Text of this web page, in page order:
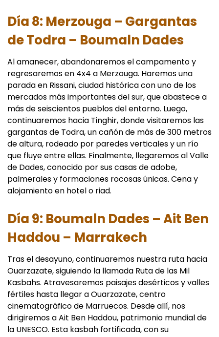
Día 8: Merzouga – Gargantas
de Todra – Boumaln Dades
Al amanecer, abandonaremos el campamento y
regresaremos en 4x4 a Merzouga. Haremos una
parada en Rissani, ciudad histórica con uno de los
mercados más importantes del sur, que abastece a
más de seiscientos pueblos del entorno. Luego,
continuaremos hacia Tinghir, donde visitaremos las
gargantas de Todra, un cañón de más de 300 metros
de altura, rodeado por paredes verticales y un río
que fluye entre ellas. Finalmente, llegaremos al Valle
de Dades, conocido por sus casas de adobe,
palmerales y formaciones rocosas únicas. Cena y
alojamiento en hotel o riad.
Día 9: Boumaln Dades – Ait Ben
Haddou – Marrakech
Tras el desayuno, continuaremos nuestra ruta hacia
Ouarzazate, siguiendo la llamada Ruta de las Mil
Kasbahs. Atravesaremos paisajes desérticos y valles
fértiles hasta llegar a Ouarzazate, centro
cinematográfico de Marruecos. Desde allí, nos
dirigiremos a Ait Ben Haddou, patrimonio mundial de
la UNESCO. Esta kasbah fortificada, con su